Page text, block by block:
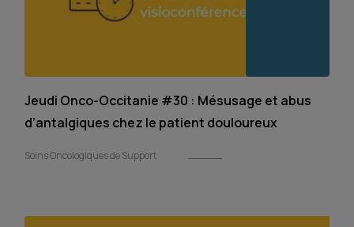
Jeudi Onco-Occitanie #30 : Mésusage et abus
d’antalgiques chez le patient douloureux
Soins Oncologiques de Support